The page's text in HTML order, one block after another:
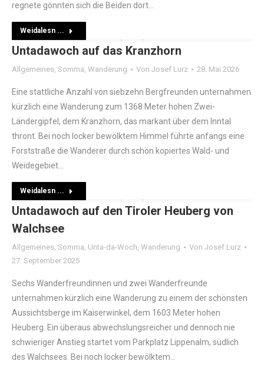
regnete gönnten sich die Beiden dort…
Weidalesn ...
Untadawoch auf das Kranzhorn
Allgemeines, Somma, Wanderung Von Josef Lurz 28. Mai 2026
Eine stattliche Anzahl von siebzehn Bergfreunden unternahmen
kürzlich eine Wanderung zum 1368 Meter hohen Zwei-
Ländergipfel, dem Kranzhorn, das markant über dem Inntal
thront. Bei noch locker bewölktem Himmel führte anfangs eine
Forststraße die Wanderer durch schön kopiertes Wald- und
Weidegebiet…
Weidalesn ...
Untadawoch auf den Tiroler Heuberg von
Walchsee
Allgemeines, Somma, Unta-da-Woch, Wanderung Von Josef Lurz
27. September 2025
Sechs Wanderfreundinnen und zwei Wanderfreunde
unternahmen kürzlich eine Wanderung zu einem der schönsten
Aussichtsberge im Kaiserwinkel, dem 1603 Meter hohen
Heuberg. Ein überaus abwechslungsreicher und dennoch nie
schwieriger Anstieg startet vom Parkplatz Lippenalm, südlich
des Walchsees. Bei noch locker bewölktem…